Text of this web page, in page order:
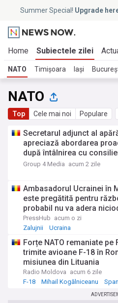
Summer Special! Upgrade
Home Subiectele zilei
NATO Timișoara Iași
NATO
Top Cele mai noi Populare
Secretarul adjunct al
apreciază abordarea
după întâlnirea cu
securitate naţională,
Group 4 Media acum 2 zile
Ambasadorul Ucrainei în
este pregătită pentru
probabil nu va adera
PressHub acum o zi
Zalujnii
Ucraina
Forțe NATO remaniate pe
trimite avioane F-18 în
misiunea din Lituania
Radio Moldova acum 6 zile
F-18
Mihail Kogălniceanu